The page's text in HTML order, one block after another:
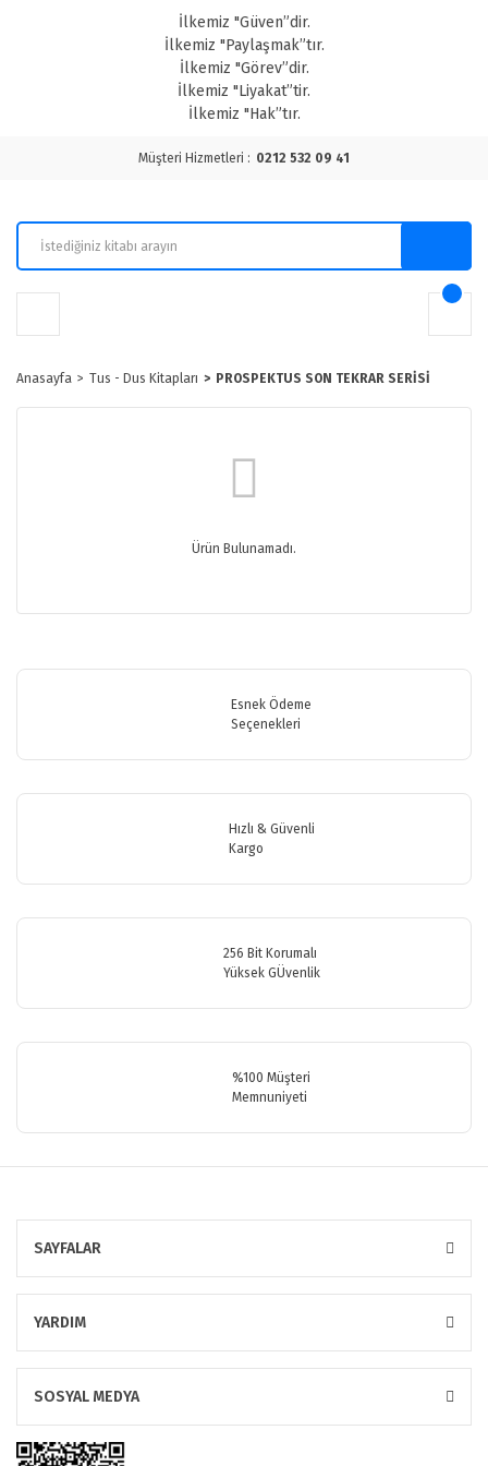
İlkemiz "Güven”dir.
İlkemiz "Paylaşmak”tır.
İlkemiz "Görev”dir.
İlkemiz "Liyakat”tir.
İlkemiz "Hak”tır.
Müşteri Hizmetleri : 0212 532 09 41
Anasayfa Tus - Dus Kitapları PROSPEKTUS SON TEKRAR SERİSİ
Ürün Bulunamadı.
Esnek Ödeme
Seçenekleri
Hızlı & Güvenli
Kargo
256 Bit Korumalı
Yüksek GÜvenlik
%100 Müşteri
Memnuniyeti
SAYFALAR
YARDIM
SOSYAL MEDYA